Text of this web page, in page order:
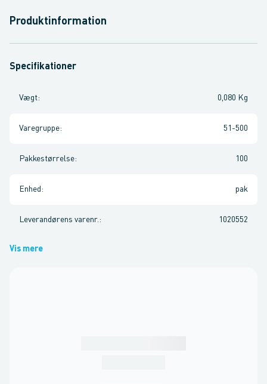
Produktinformation
Specifikationer
Vægt: 0,080 Kg
Varegruppe: 51-500
Pakkestørrelse: 100
Enhed : pak
Leverandørens varenr. : 1020552
Vis mere